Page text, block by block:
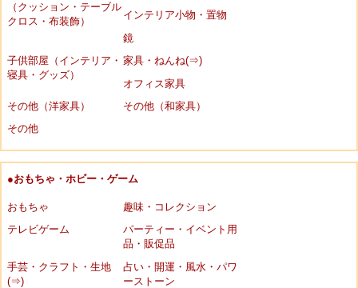
（クッション・テーブル
クロス・布装飾）
インテリア小物・置物
鏡
子供部屋（インテリア・
寝具・グッズ）
家具・ねんね(⇒)
オフィス家具
その他（洋家具）
その他（和家具）
その他
●おもちゃ・ホビー・ゲーム
おもちゃ
趣味・コレクション
テレビゲーム
パーティー・イベント用
品・販促品
手芸・クラフト・生地
(⇒)
占い・開運・風水・パワ
ーストーン